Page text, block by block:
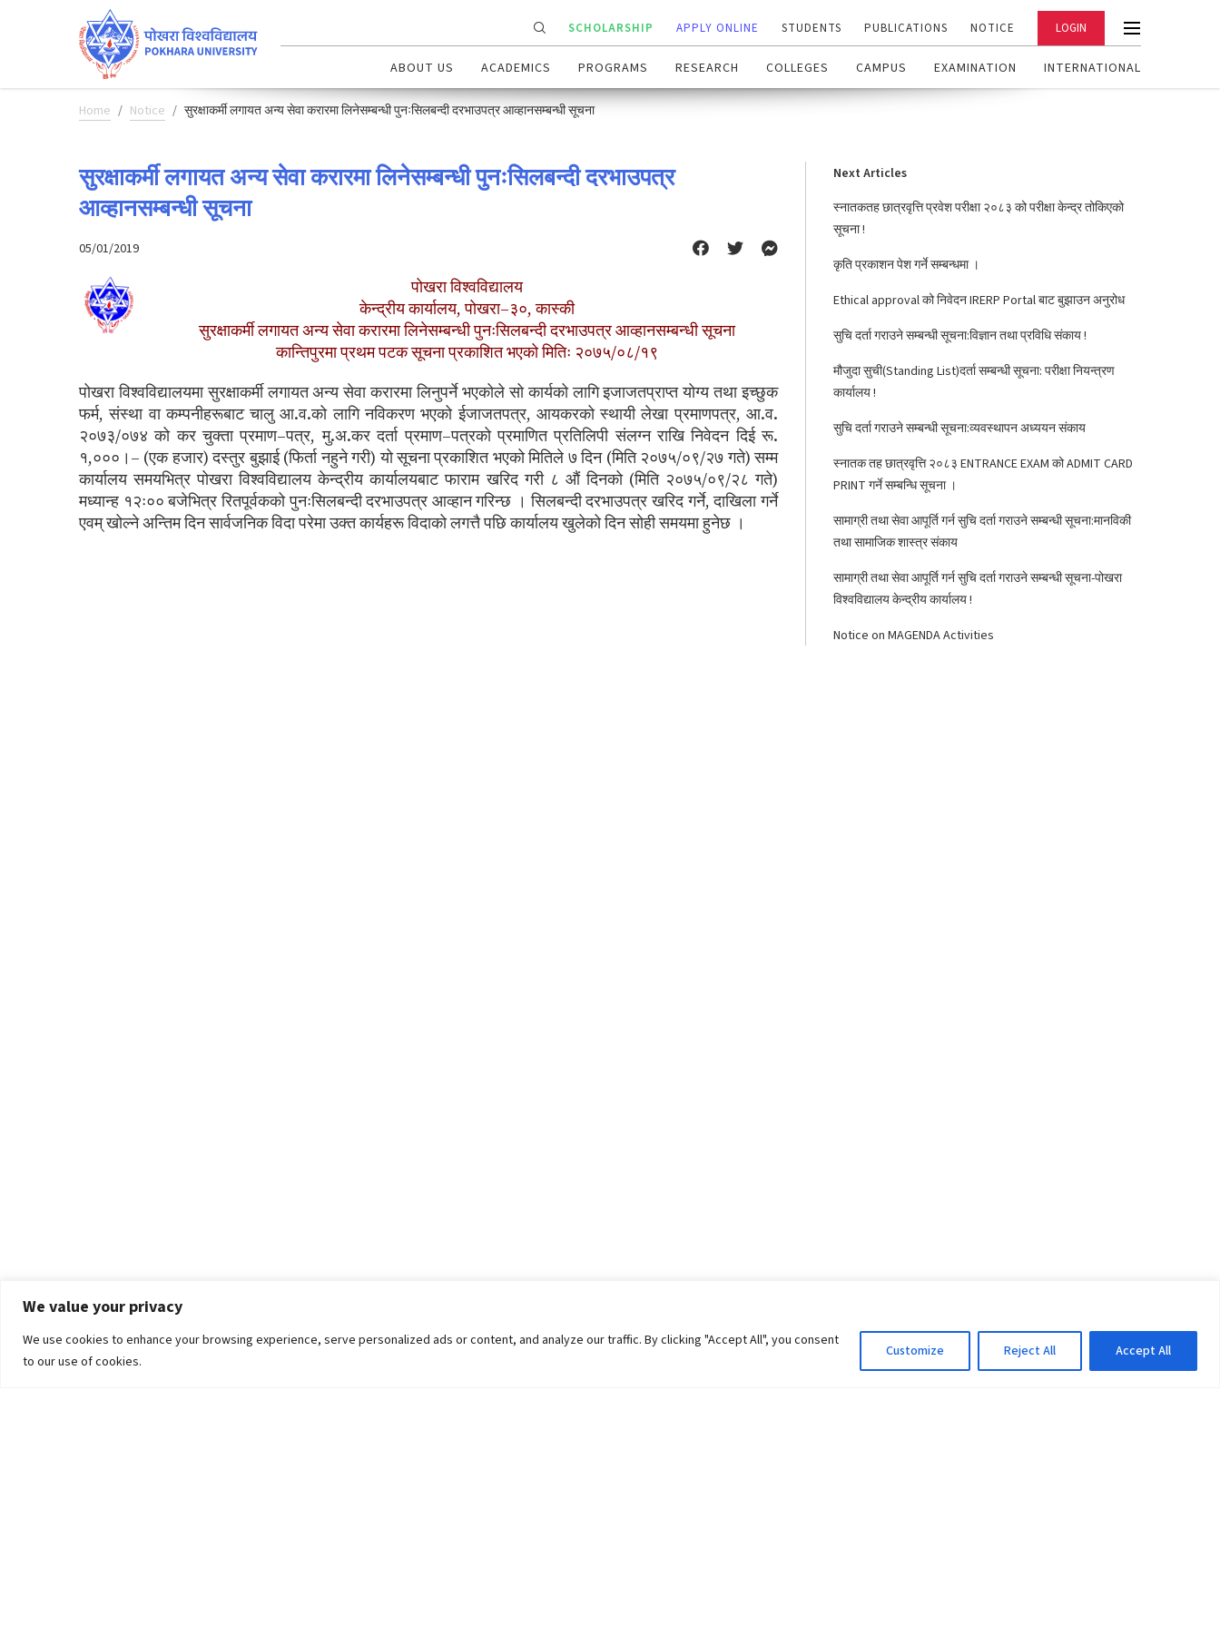
We value your privacy
We use cookies to enhance your browsing experience, serve personalized ads or content, and analyze our traffic. By clicking "Accept All", you consent
to our use of cookies.
Customize Reject All Accept All
SCHOLARSHIP APPLY ONLINE STUDENTS PUBLICATIONS NOTICE LOGIN
ABOUT US ACADEMICS PROGRAMS RESEARCH COLLEGES CAMPUS EXAMINATION INTERNATIONAL
Home Notice सुरक्षाकर्मी लगायत अन्य सेवा करारमा लिनेसम्बन्धी पुनःसिलबन्दी दरभाउपत्र आव्हानसम्बन्धी सूचना
सुरक्षाकर्मी लगायत अन्य सेवा करारमा लिनेसम्बन्धी पुनःसिलबन्दी दरभाउपत्र
आव्हानसम्बन्धी सूचना
05/01/2019
पोखरा विश्वविद्यालय
केन्द्रीय कार्यालय, पोखरा–३०, कास्की
सुरक्षाकर्मी लगायत अन्य सेवा करारमा लिनेसम्बन्धी पुनःसिलबन्दी दरभाउपत्र आव्हानसम्बन्धी सूचना
कान्तिपुरमा प्रथम पटक सूचना प्रकाशित भएको मितिः २०७५/०८/१९
पोखरा विश्वविद्यालयमा सुरक्षाकर्मी लगायत अन्य सेवा करारमा लिनुपर्ने भएकोले सो कार्यको लागि इजाजतप्राप्त योग्य तथा इच्छुक
फर्म, संस्था वा कम्पनीहरूबाट चालु आ.व.को लागि नविकरण भएको ईजाजतपत्र, आयकरको स्थायी लेखा प्रमाणपत्र, आ.व.
२०७३/०७४ को कर चुक्ता प्रमाण–पत्र, मु.अ.कर दर्ता प्रमाण–पत्रको प्रमाणित प्रतिलिपी संलग्न राखि निवेदन दिई रू.
१,०००।– (एक हजार) दस्तुर बुझाई (फिर्ता नहुने गरी) यो सूचना प्रकाशित भएको मितिले ७ दिन (मिति २०७५/०९/२७ गते) सम्म
कार्यालय समयभित्र पोखरा विश्वविद्यालय केन्द्रीय कार्यालयबाट फाराम खरिद गरी ८ औं दिनको (मिति २०७५/०९/२८ गते)
मध्यान्ह १२ः०० बजेभित्र रितपूर्वकको पुनःसिलबन्दी दरभाउपत्र आव्हान गरिन्छ । सिलबन्दी दरभाउपत्र खरिद गर्ने, दाखिला गर्ने
एवम् खोल्ने अन्तिम दिन सार्वजनिक विदा परेमा उक्त कार्यहरू विदाको लगत्तै पछि कार्यालय खुलेको दिन सोही समयमा हुनेछ ।
Next Articles
स्नातकतह छात्रवृत्ति प्रवेश परीक्षा २०८३ को परीक्षा केन्द्र तोकिएको
सूचना !
कृति प्रकाशन पेश गर्ने सम्बन्धमा ।
Ethical approval को निवेदन IRERP Portal बाट बुझाउन अनुरोध
सुचि दर्ता गराउने सम्बन्धी सूचना:विज्ञान तथा प्रविधि संकाय !
मौजुदा सुची(Standing List)दर्ता सम्बन्धी सूचना: परीक्षा नियन्त्रण
कार्यालय !
सुचि दर्ता गराउने सम्बन्धी सूचना:व्यवस्थापन अध्ययन संकाय
स्नातक तह छात्रवृत्ति २०८३ ENTRANCE EXAM को ADMIT CARD
PRINT गर्ने सम्बन्धि सूचना ।
सामाग्री तथा सेवा आपूर्ति गर्न सुचि दर्ता गराउने सम्बन्धी सूचना:मानविकी
तथा सामाजिक शास्त्र संकाय
सामाग्री तथा सेवा आपूर्ति गर्न सुचि दर्ता गराउने सम्बन्धी सूचना-पोखरा
विश्वविद्यालय केन्द्रीय कार्यालय !
Notice on MAGENDA Activities